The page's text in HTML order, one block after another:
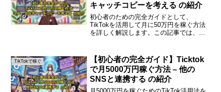
キャッチコピーを考える の紹介
初心者のための完全ガイドとして、
TikTokを活用して月に50万円を稼ぐ方法
を詳しく解説します。この記事では、収
ます。はじめにTikTokは、短い動画を共
有するプラット...
TikTokで稼ぐ
【初心者の完全ガイド】Ticktok
で月5000万円稼ぐ方法 – 他の
SNSと連携する の紹介